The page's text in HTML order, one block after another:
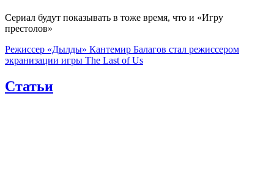
Сериал будут показывать в тоже время, что и «Игру
престолов»
Режиссер «Дылды» Кантемир Балагов стал режиссером
экранизации игры The Last of Us
Статьи